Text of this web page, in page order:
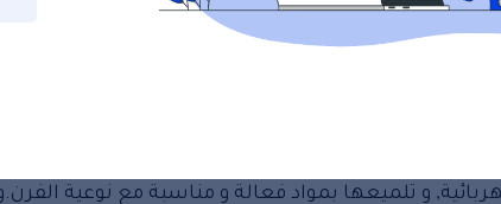
تنظيف فى راس الخيمةاحدث اجهزة التنظيف
اصعب البقع و الجراثيم .
و المصانع و المدارس و الجامعات و البنوك و
شمال الإمارات لتشمل التالى:
و تلميعها بمواد فعالة و مناسبة مع نوعية